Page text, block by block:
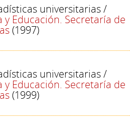
universitarias/
Educación. Secretaría de
(1997)
universitarias/
Educación. Secretaría de
(1999)